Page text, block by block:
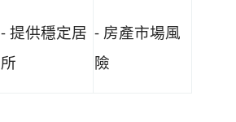
- 提供穩定居
所
- 房產市場風
險